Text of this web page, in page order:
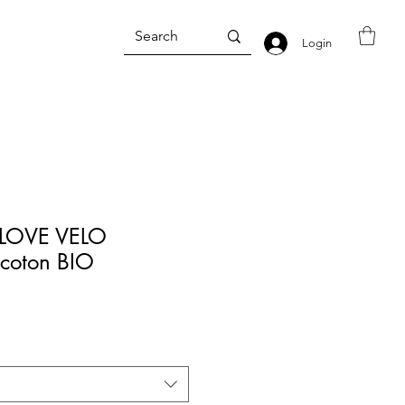
Login
VELO
BIO